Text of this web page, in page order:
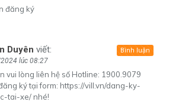
đăng ký
Duyên viết:
lúc 08:27
vui lòng liên hệ số Hotline: 1900.9079
ký tại form: https://vill.vn/dang-ky-
tai-xe/nhé!
Bình luận